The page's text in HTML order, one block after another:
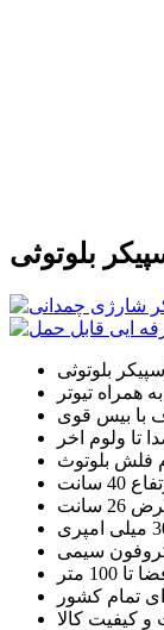
با بیس قوی
تا ولوم اخر
فلش بلوتوث
40 سانت
26 سانت
سیمی
متر
تمام کشور
و کیفیت کالا